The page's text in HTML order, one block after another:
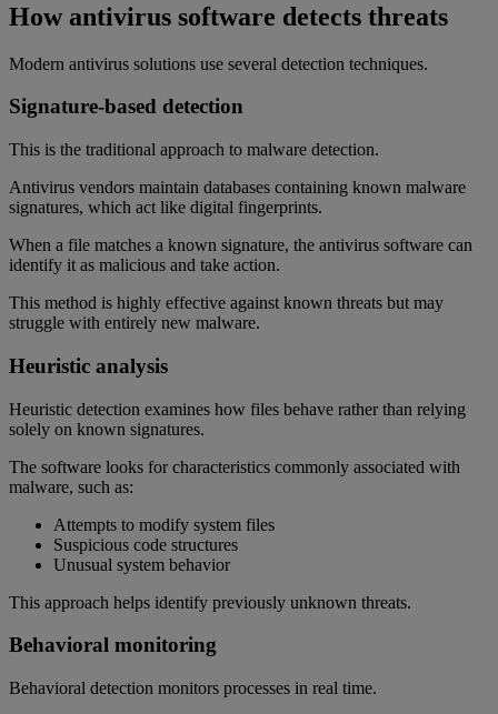
How antivirus software detects threats
Modern antivirus solutions use several detection techniques.
Signature-based detection
This is the traditional approach to malware detection.
Antivirus vendors maintain databases containing known malware
signatures, which act like digital fingerprints.
When a file matches a known signature, the antivirus software can
identify it as malicious and take action.
This method is highly effective against known threats but may
struggle with entirely new malware.
Heuristic analysis
Heuristic detection examines how files behave rather than relying
solely on known signatures.
The software looks for characteristics commonly associated with
malware, such as:
Attempts to modify system files
Suspicious code structures
Unusual system behavior
This approach helps identify previously unknown threats.
Behavioral monitoring
Behavioral detection monitors processes in real time.